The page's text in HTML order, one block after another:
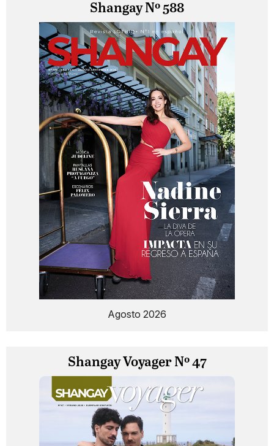
Shangay Nº 588
Agosto 2026
Shangay Voyager Nº 47